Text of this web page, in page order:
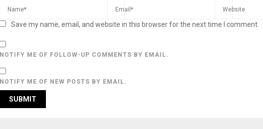
Save my name, email, and website in this browser for the next time I comment.
NOTIFY ME OF FOLLOW-UP COMMENTS BY EMAIL.
NOTIFY ME OF NEW POSTS BY EMAIL.